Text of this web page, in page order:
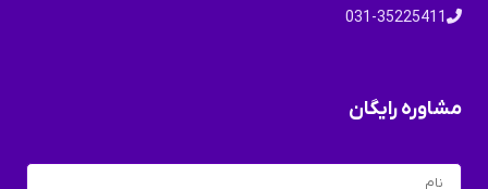
031-35225411
مشاوره رایگان